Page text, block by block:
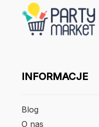
INFORMACJE
Blog
O nas